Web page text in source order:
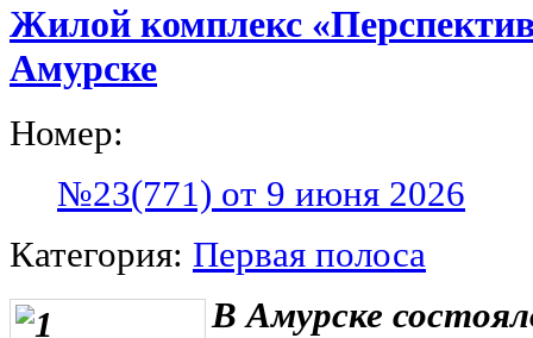
Жилой комплекс
Амурске
Номер:
№23(771) от 9 июня 2026
Категория: Первая полоса
В Амурске